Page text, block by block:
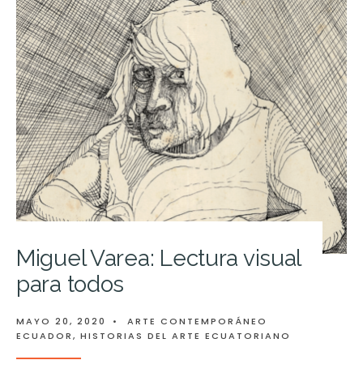
Miguel Varea: Lectura visual
para todos
MAYO 20, 2020 •
ARTE CONTEMPORÁNEO
ECUADOR, HISTORIAS DEL ARTE ECUATORIANO